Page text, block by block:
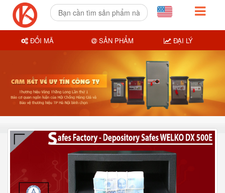
ĐỔI MÃ SẢN PHẨM ĐẠI LÝ